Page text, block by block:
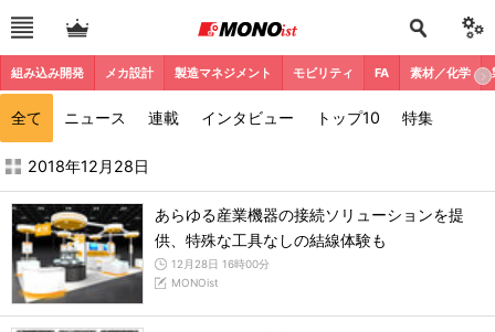
組み込み開発 メカ設計 製造マネジメント モビリティ FA 素材／化学
全て ニュース 連載 インタビュー トップ10 特集
2018年12月の記事一覧 - MONOist
2018年12月28日
あらゆる産業機器の接続ソリューションを提
供、特殊な工具なしの結線体験も
12月28日 16時00分
MONOist